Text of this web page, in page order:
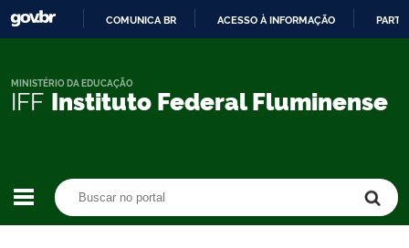
CONTEÚDO
COMUNICA BR ACESSO À INFORMAÇÃO
IFF Instituto Federal Fluminense
MINISTÉRIO DA EDUCAÇÃO